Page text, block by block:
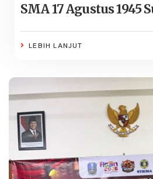
SMA 17 Agustus 1945
LEBIH LANJUT